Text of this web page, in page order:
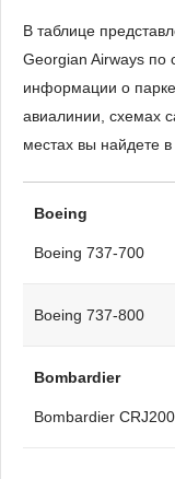
В таблице
Georgian Airways по
информации о
авиалинии, схемах
местах вы найдете
Boeing
Boeing 737-700
Boeing 737-800
Bombardier
Bombardier CRJ200